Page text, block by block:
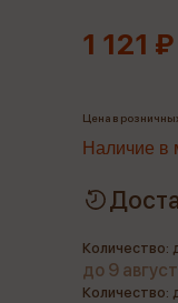
1 121 ₽
Цена в
Наличие в
Количество:
до 9
Количество: